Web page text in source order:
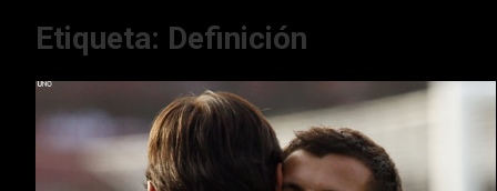
Etiqueta: Definición